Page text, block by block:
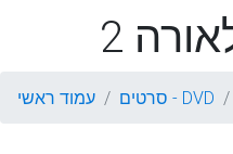
2
עמוד ראשי סרטים - DVD